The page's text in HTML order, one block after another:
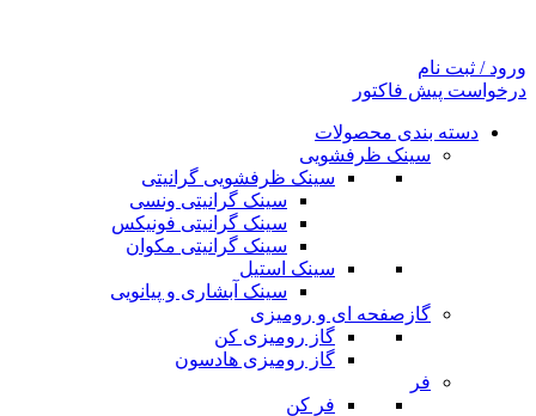
ورود / ثبت نام
درخواست پیش فاکتور
دسته بندی محصولات
سینک ظرفشویی
سینک ظرفشویی گرانیتی
سینک گرانیتی ونسی
سینک گرانیتی فونیکس
سینک گرانیتی مکوان
سینک استیل
سینک آبشاری و پیانویی
گازصفحه ای و رومیزی
گاز رومیزی کن
گاز رومیزی هادسون
فر
فر کن